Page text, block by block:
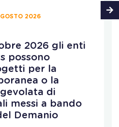
2026
2026 gli enti
possono
per la
o la
di
messi a bando
Demanio